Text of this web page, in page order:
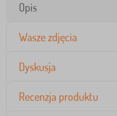
Opis
Wasze zdjęcia
Dyskusja
Recenzja produktu